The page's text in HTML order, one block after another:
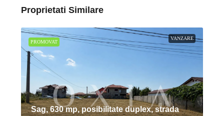
Proprietati Similare
PROMOVAT
VANZARE
Sag, 630 mp, posibilitate duplex, strada